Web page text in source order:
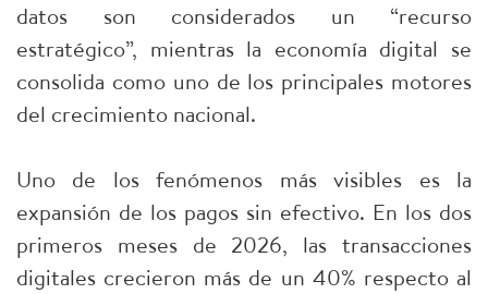
datos son considerados un “recurso
estratégico”, mientras la economía digital se
consolida como uno de los principales motores
del crecimiento nacional.
Uno de los fenómenos más visibles es la
expansión de los pagos sin efectivo. En los dos
primeros meses de 2026, las transacciones
digitales crecieron más de un 40% respecto al